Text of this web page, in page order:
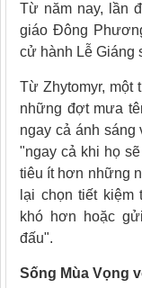
Từ năm nay, lần
giáo Đông
cử hành Lễ Giáng
Từ Zhytomyr, một
những đợt mưa
ngay cả ánh sáng
"ngay cả khi họ
tiêu ít hơn những
lại chọn tiết
khó hơn hoặc
đấu".
Sống Mùa Vọng